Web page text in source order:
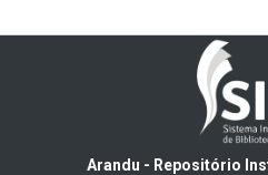
Arandu - Repositório